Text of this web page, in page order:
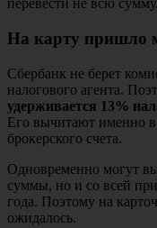
перевести не всю
На карту пришло
Сбербанк не берет
налогового агента.
удерживается 13%
Его вычитают именно в
брокерского счета.
Одновременно могут
суммы, но и со всей
года. Поэтому на
ожидалось.